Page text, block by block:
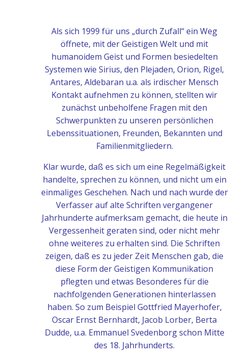
Als sich 1999 für uns „durch Zufall“ ein Weg
öffnete, mit der Geistigen Welt und mit
humanoidem Geist und Formen besiedelten
Systemen wie Sirius, den Plejaden, Orion, Rigel,
Antares, Aldebaran u.a. als irdischer Mensch
Kontakt aufnehmen zu können, stellten wir
zunächst unbeholfene Fragen mit den
Schwerpunkten zu unseren persönlichen
Lebenssituationen, Freunden, Bekannten und
Familienmitgliedern.
Klar wurde, daß es sich um eine Regelmäßigkeit
handelte, sprechen zu können, und nicht um ein
einmaliges Geschehen. Nach und nach wurde der
Verfasser auf alte Schriften vergangener
Jahrhunderte aufmerksam gemacht, die heute in
Vergessenheit geraten sind, oder nicht mehr
ohne weiteres zu erhalten sind. Die Schriften
zeigen, daß es zu jeder Zeit Menschen gab, die
diese Form der Geistigen Kommunikation
pflegten und etwas Besonderes für die
nachfolgenden Generationen hinterlassen
haben. So zum Beispiel Gottfried Mayerhofer,
Oscar Ernst Bernhardt, Jacob Lorber, Berta
Dudde, u.a. Emmanuel Svedenborg schon Mitte
des 18. Jahrhunderts.